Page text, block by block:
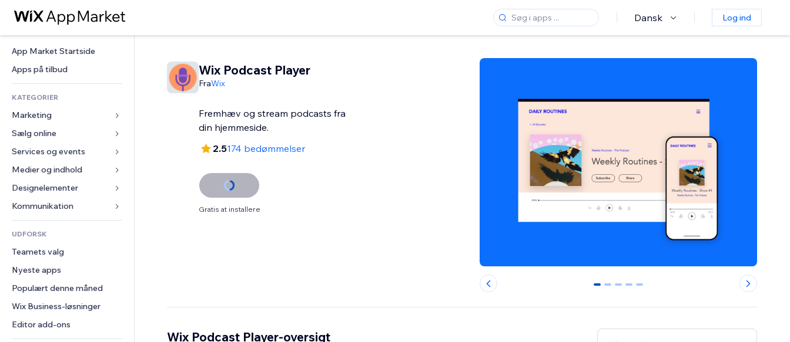
Dansk Log ind
App Market Startside
Apps på tilbud
KATEGORIER
Marketing
Annoncer
Mobil
Statistikker
Hjemmesideregister
E-mail
Sælg online
Apps til Webshops
Forsendelse og levering
Sælg-knapper
Bogføring
Kuponer og loyalitet
Lagerløsninger
Services og events
Hoteller
Events
Restauranter
Ejendomshandel
Bookinger
Medier og indhold
Galleri
Musik
Podcasts
Fotografi
Video
PDF
Fildeling
Nyheder
Designelementer
Kort og Navigation
Privatliv & Sikkerhed
Ur
Sideskabeloner
Billedeffekter
Knapper og menuer
Bannere og badges
Lommeregnere
Søg
Formularer
Meningsmålinger
Chat
Kommentarer
Telefon
Fællesskab
Anmeldelser og anbefalinger
UDFORSK
Teamets valg
Nyeste apps
Populært denne måned
Wix Business-løsninger
Editor add-ons
Wix Podcast Player
FraWix
Fremhæv og stream podcasts fra
din hjemmeside.
2.5174 bedømmelser
Gratis at installere
0 1 2 3 4
Wix Podcast Player-oversigt